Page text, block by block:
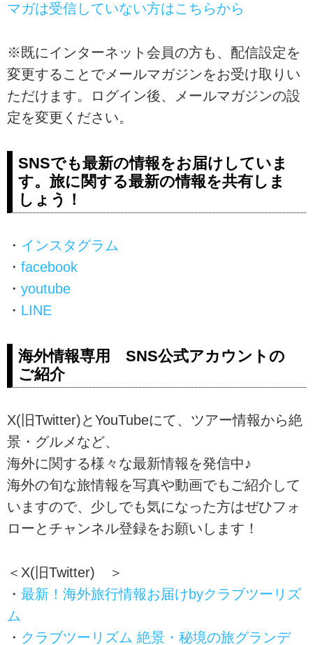
マガは受信していない方はこちらから
※既にインターネット会員の方も、配信設定を
変更することでメールマガジンをお受け取りい
ただけます。ログイン後、メールマガジンの設
定を変更ください。
SNSでも最新の情報をお届けしていま
す。旅に関する最新の情報を共有しま
しょう！
・ インスタグラム
・ facebook
・ youtube
・ LINE
海外情報専用 SNS公式アカウントの
ご紹介
X(旧Twitter)とYouTubeにて、ツアー情報から絶
景・グルメなど、
海外に関する様々な最新情報を発信中♪
海外の旬な旅情報を写真や動画でもご紹介して
いますので、少しでも気になった方はぜひフォ
ローとチャンネル登録をお願いします！
＜X(旧Twitter) ＞
・ 最新！海外旅行情報お届けbyクラブツーリズ
ム
・ クラブツーリズム 絶景・秘境の旅グランデ